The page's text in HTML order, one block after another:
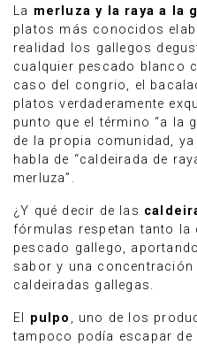
La merluza y la raya a la
platos más conocidos
realidad los gallegos
cualquier pescado blanco
caso del congrio, el
platos verdaderamente
punto que el término “a la
de la propia comunidad,
habla de “caldeirada de
merluza”.
¿Y qué decir de las
fórmulas respetan tanto la
pescado gallego,
sabor y una
caldeiradas gallegas.
El pulpo , uno de los
tampoco podía escapar de